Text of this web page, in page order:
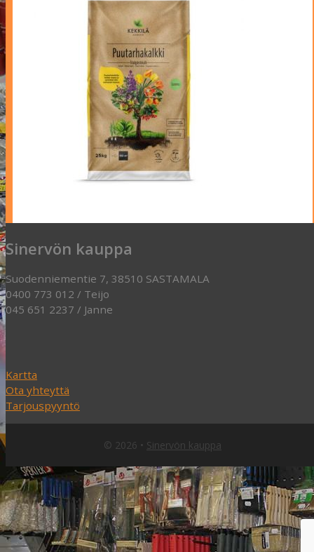
Sinervön kauppa
Suodenniementie 7, 38510 SASTAMALA
0400 773 012 / Teijo
045 651 2237 / Janne
Kartta
Ota yhteyttä
Tarjouspyyntö
© 2026 • Sinervön kauppa